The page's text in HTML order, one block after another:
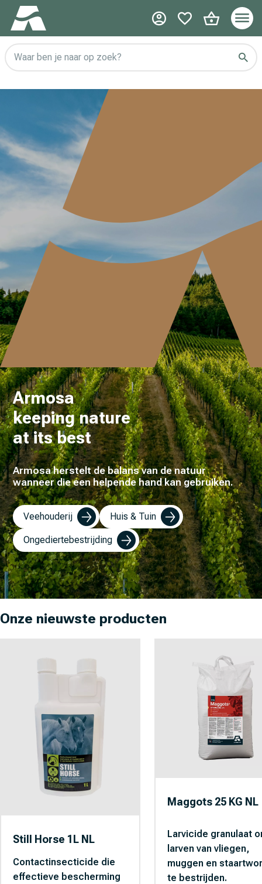
Waar ben je naar op zoek?
Armosa
keeping nature
at its best
Armosa herstelt de balans van de natuur
wanneer die een helpende hand kan gebruiken.
Veehouderij Huis & Tuin
Ongediertebestrijding
Onze nieuwste producten
Still Horse 1L NL
Contactinsecticide die
effectieve bescherming
Maggots 25 KG NL
Larvicide granulaat
larven van vliegen,
muggen en
te bestrijden.